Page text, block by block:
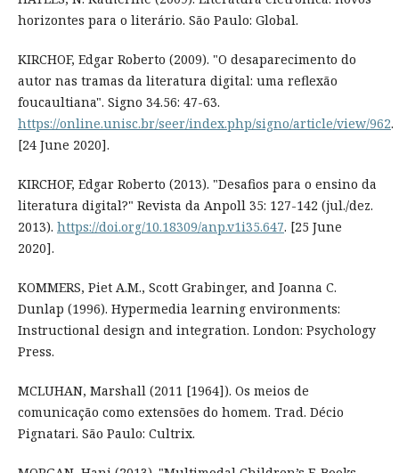
horizontes para o literário. São Paulo: Global.
KIRCHOF, Edgar Roberto (2009). "O desaparecimento do
autor nas tramas da literatura digital: uma reflexão
foucaultiana". Signo 34.56: 47-63.
https://online.unisc.br/seer/index.php/signo/article/view/962.
[24 June 2020].
KIRCHOF, Edgar Roberto (2013). "Desafios para o ensino da
literatura digital?" Revista da Anpoll 35: 127-142 (jul./dez.
2013). https://doi.org/10.18309/anp.v1i35.647. [25 June
2020].
KOMMERS, Piet A.M., Scott Grabinger, and Joanna C.
Dunlap (1996). Hypermedia learning environments:
Instructional design and integration. London: Psychology
Press.
MCLUHAN, Marshall (2011 [1964]). Os meios de
comunicação como extensões do homem. Trad. Décio
Pignatari. São Paulo: Cultrix.